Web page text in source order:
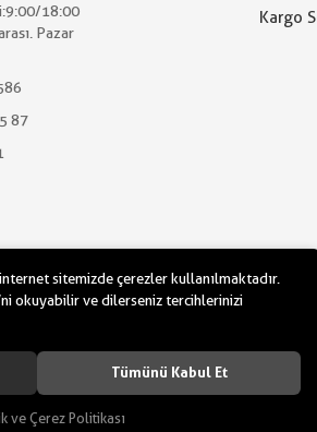
18:00
Pazar
87
Kargo
- www.partidolu.com bir
sitemizde çerezler kullanılmaktadır.
okuyabilir ve dilerseniz tercihlerinizi
Tümünü Kabul Et
ve Çerez Politikası